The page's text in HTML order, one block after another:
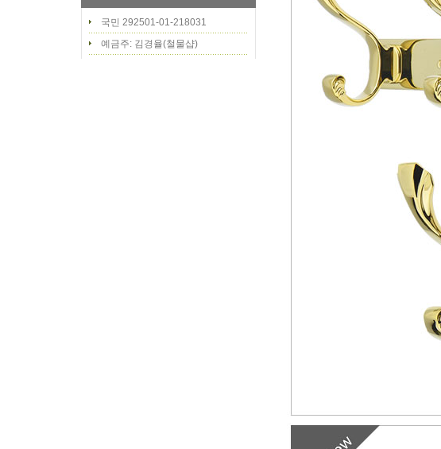
국민 292501-01-218031
예금주: 김경율(철물샵)